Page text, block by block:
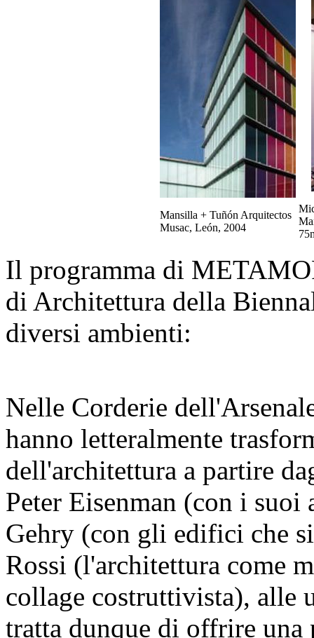
Mansilla + Tuñón Arquitectos
Musac, León, 2004
Il programma di
di Architettura della
diversi ambienti:
Nelle Corderie
hanno letteralmente
dell'architettura a partire
Peter Eisenman (con i
Gehry (con gli edifici che
Rossi (l'architettura come
collage costruttivista), alle
tratta dunque di offrire una